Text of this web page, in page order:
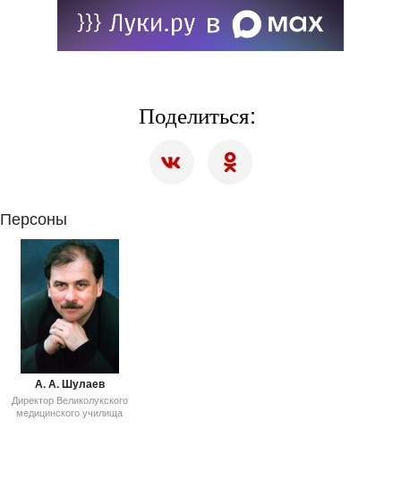
Поделиться:
Персоны
А. А. Шулаев
Директор Великолукского
медицинского училища